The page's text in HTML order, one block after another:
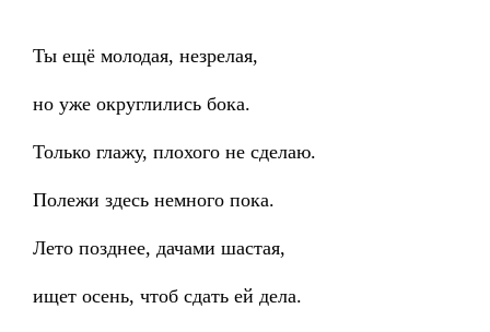
Ты ещё молодая, незрелая,
но уже округлились бока.
Только глажу, плохого не сделаю.
Полежи здесь немного пока.
Лето позднее, дачами шастая,
ищет осень, чтоб сдать ей дела.